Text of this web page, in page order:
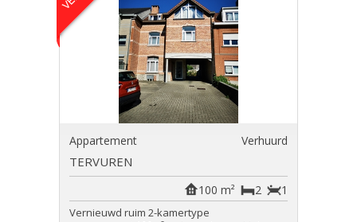
Appartement Verhuurd
TERVUREN
1
2
100 m²
Vernieuwd ruim 2-kamertype